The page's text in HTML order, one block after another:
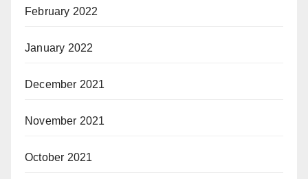
February 2022
January 2022
December 2021
November 2021
October 2021